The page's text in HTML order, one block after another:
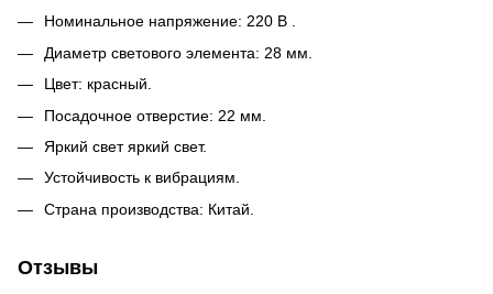
Номинальное напряжение: 220 В .
Диаметр светового элемента: 28 мм.
Цвет: красный.
Посадочное отверстие: 22 мм.
Яркий свет яркий свет.
Устойчивость к вибрациям.
Страна производства: Китай.
Отзывы